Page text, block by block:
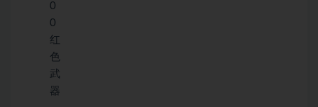
0
0
红
色
武
器